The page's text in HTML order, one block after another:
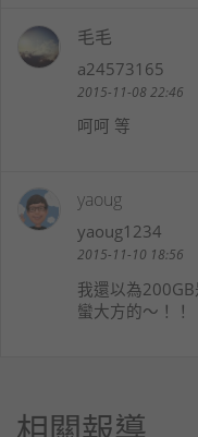
毛毛
a24573165
2015-11-08 22:46
呵呵 等
yaoug
yaoug1234
2015-11-10 18:56
我還以為
蠻大方的～！！